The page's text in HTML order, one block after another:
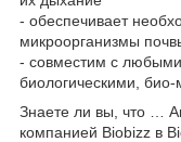
- обеспечивает
микроорганизмы
- совместим с
биологическими,
Знаете ли вы, что …
компанией Biobizz в